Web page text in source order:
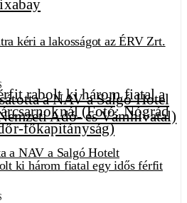
kéri a lakosságot az ÉRV Zrt.
a NAV a Salgó Hotelt
ki három fiatal egy idős férfit